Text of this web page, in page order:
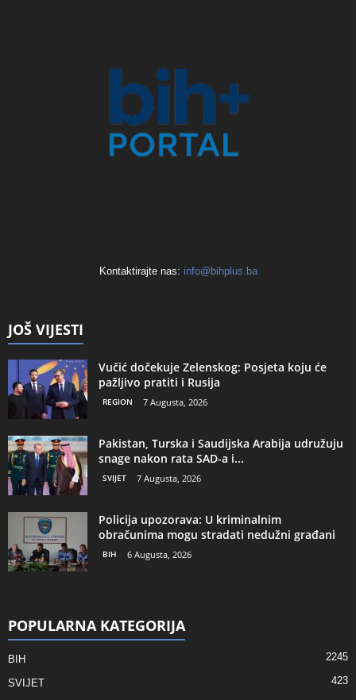
Kontaktirajte nas: info@bihplus.ba
JOŠ VIJESTI
Vučić dočekuje Zelenskog: Posjeta koju će
pažljivo pratiti i Rusija
REGION 7 Augusta, 2026
Pakistan, Turska i Saudijska Arabija udružuju
snage nakon rata SAD-a i...
SVIJET 7 Augusta, 2026
Policija upozorava: U kriminalnim
obračunima mogu stradati nedužni građani
BIH 6 Augusta, 2026
POPULARNA KATEGORIJA
BIH 2245
SVIJET
423